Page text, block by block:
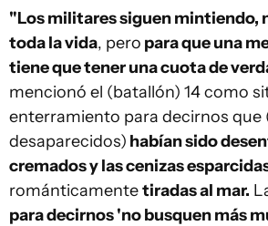
"Los militares siguen mintiendo,
toda la vida, pero para que una
tiene que tener una cuota de
mencionó el (batallón) 14 como
enterramiento para decirnos que
desaparecidos) habían sido
cremados y las cenizas
románticamentetiradas al mar.
para decirnos 'no busquen más